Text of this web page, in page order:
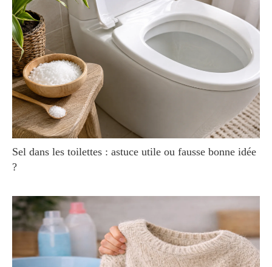
Sel dans les toilettes : astuce utile ou fausse bonne idée
?